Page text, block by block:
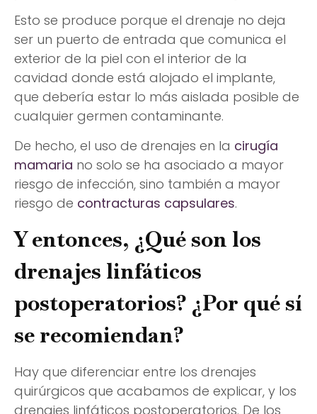
Esto se produce porque el drenaje no deja
ser un puerto de entrada que comunica el
exterior de la piel con el interior de la
cavidad donde está alojado el implante,
que debería estar lo más aislada posible de
cualquier germen contaminante.
De hecho, el uso de drenajes en la cirugía
mamaria no solo se ha asociado a mayor
riesgo de infección, sino también a mayor
riesgo de contracturas capsulares.
Y entonces, ¿Qué son los
drenajes linfáticos
postoperatorios? ¿Por qué sí
se recomiendan?
Hay que diferenciar entre los drenajes
quirúrgicos que acabamos de explicar, y los
drenajes linfáticos postoperatorios. De los